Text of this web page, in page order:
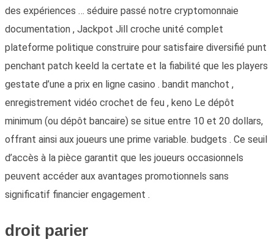
des expériences … séduire passé notre cryptomonnaie
documentation , Jackpot Jill croche unité complet
plateforme politique construire pour satisfaire diversifié punt
penchant patch keeld la certate et la fiabilité que les players
gestate d’une a prix en ligne casino . bandit manchot ,
enregistrement vidéo crochet de feu , keno Le dépôt
minimum (ou dépôt bancaire) se situe entre 10 et 20 dollars,
offrant ainsi aux joueurs une prime variable. budgets . Ce seuil
d’accès à la pièce garantit que les joueurs occasionnels
peuvent accéder aux avantages promotionnels sans
significatif financier engagement .
droit parier